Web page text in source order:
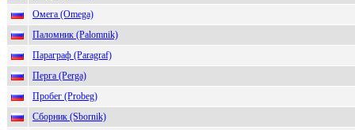
Омега (Omega)
Паломник (Palomnik)
Параграф (Paragraf)
Перга (Perga)
Пробег (Probeg)
Сборник (Sbornik)